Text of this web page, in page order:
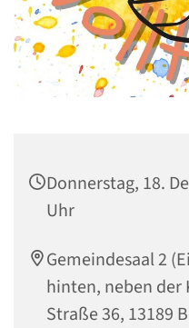
Donnerstag, 18.
Uhr
Gemeindesaal 2
hinten, neben der
Straße 36, 13189